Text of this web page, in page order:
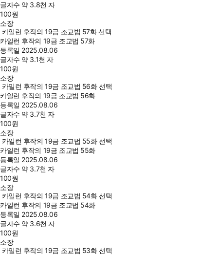
글자수 약 3.8천 자
100원
소장
카일런 후작의 19금 조교법 57화 선택
카일런 후작의 19금 조교법 57화
등록일 2025.08.06
글자수 약 3.1천 자
100원
소장
카일런 후작의 19금 조교법 56화 선택
카일런 후작의 19금 조교법 56화
등록일 2025.08.06
글자수 약 3.7천 자
100원
소장
카일런 후작의 19금 조교법 55화 선택
카일런 후작의 19금 조교법 55화
등록일 2025.08.06
글자수 약 3.7천 자
100원
소장
카일런 후작의 19금 조교법 54화 선택
카일런 후작의 19금 조교법 54화
등록일 2025.08.06
글자수 약 3.6천 자
100원
소장
카일런 후작의 19금 조교법 53화 선택